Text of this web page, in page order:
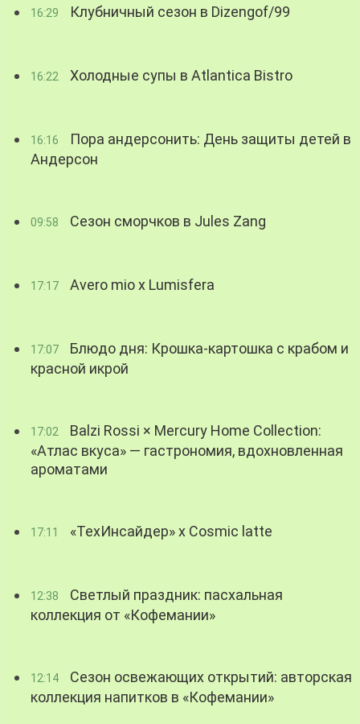
16:29 Клубничный сезон в Dizengof/99
16:22 Холодные супы в Atlantica Bistro
16:16
Пора андерсонить: День защиты детей в
Андерсон
09:58 Сезон сморчков в Jules Zang
17:17 Avero mio x Lumisfera
17:07
Блюдо дня: Крошка-картошка с крабом и
красной икрой
17:02
Balzi Rossi × Mercury Home Collection:
«Атлас вкуса» — гастрономия, вдохновленная
ароматами
17:11 «ТехИнсайдер» х Cosmic latte
12:38
Светлый праздник: пасхальная
коллекция от «Кофемании»
12:14
Сезон освежающих открытий: авторская
коллекция напитков в «Кофемании»